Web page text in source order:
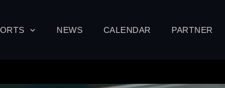
NEWS CALENDAR PARTNER